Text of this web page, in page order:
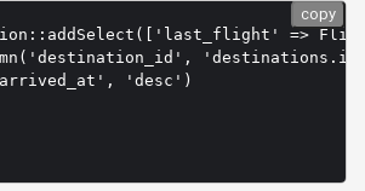
=>
'desc')
copy